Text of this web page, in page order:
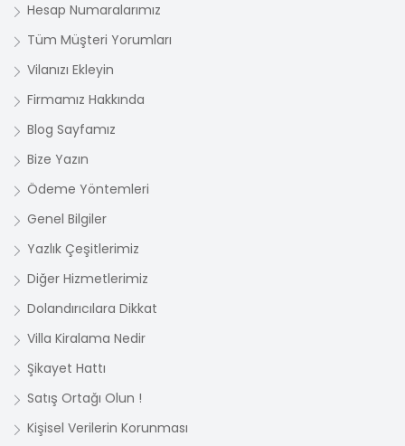
Hesap Numaralarımız
Tüm Müşteri Yorumları
Vilanızı Ekleyin
Firmamız Hakkında
Blog Sayfamız
Bize Yazın
Ödeme Yöntemleri
Genel Bilgiler
Yazlık Çeşitlerimiz
Diğer Hizmetlerimiz
Dolandırıcılara Dikkat
Villa Kiralama Nedir
Şikayet Hattı
Satış Ortağı Olun !
Kişisel Verilerin Korunması